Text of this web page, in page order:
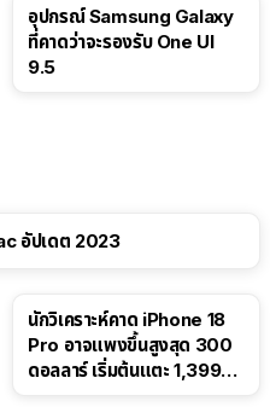
อุปกรณ์ Samsung Galaxy
ที่คาดว่าจะรองรับ One UI
9.5
อัปเดต 2023
นักวิเคราะห์คาด iPhone 18
Pro อาจแพงขึ้นสูงสุด 300
ดอลลาร์ เริ่มต้นแตะ 1,399